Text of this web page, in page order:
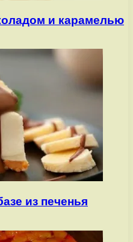
и карамелью
из печенья